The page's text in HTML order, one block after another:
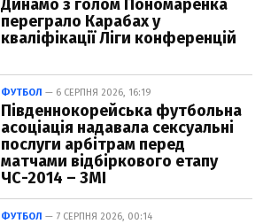
Динамо з голом Пономаренка
переграло Карабах у
кваліфікації Ліги конференцій
ФУТБОЛ — 6 СЕРПНЯ 2026, 16:19
Південнокорейська футбольна
асоціація надавала сексуальні
послуги арбітрам перед
матчами відбіркового етапу
ЧС-2014 – ЗМІ
ФУТБОЛ — 7 СЕРПНЯ 2026, 00:14